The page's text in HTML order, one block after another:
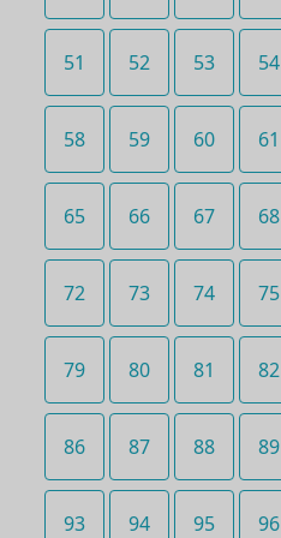
51 52 53 54
58 59 60 61
65 66 67 68
72 73 74 75
79 80 81 82
86 87 88 89
93 94 95 96